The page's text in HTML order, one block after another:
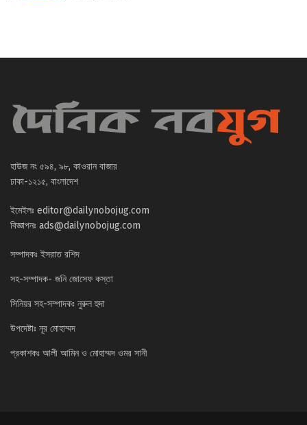
হাউজ নং ৫৯৪, ৯৮, কাওরান বাজার
ঢাকা-১২১৫, বাংলাদেশ
ইমেইলঃ editor@dailynobojug.com
বিজ্ঞাপনঃ ads@dailynobojug.com
সম্পাদকঃ ইসরাত রশিদ
সহ-সম্পাদক- জনি জোসেফ কস্তা
সিনিয়র সহ-সম্পাদকঃ নুরুল হুদা
উপদেষ্টাঃ নূর মোহাম্মদ
প্রকাশকঃ আলী আমিন ও মোহাম্মদ ওমর সানী